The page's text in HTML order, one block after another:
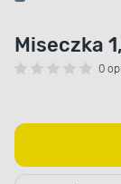
Miseczka
0